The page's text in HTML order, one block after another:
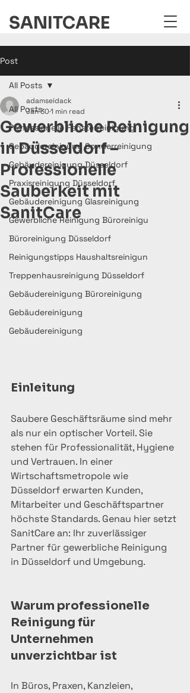
SANITCARE
Post
All Posts
Professionelle Fensterreinigung
Gebäudereinigung Sonderreinigung
Gebäudereinigung Düsseldorf
Praxisreinigung Düsseldorf
Gebäudereinigung Glasreinigung
Gewerbliche Reinigung Büroreinigu
Büroreinigung Düsseldorf
Reinigungstipps Haushaltsreinigun
Treppenhausreinigung Düsseldorf
Gebäudereinigung Büroreinigung
Gebäudereinigung
Gebäudereinigung
All Posts
Gewerbliche Reinigung
in Düsseldorf –
Professionelle
Sauberkeit mit
SanitCare
adamseidack
Jan 301 min read
Einleitung
Saubere Geschäftsräume sind mehr
als nur ein optischer Vorteil. Sie
stehen für Professionalität, Hygiene
und Vertrauen. In einer
Wirtschaftsmetropole wie
Düsseldorf erwarten Kunden,
Mitarbeiter und Geschäftspartner
höchste Standards. Genau hier setzt
SanitCare an: Ihr zuverlässiger
Partner für gewerbliche Reinigung
in Düsseldorf und Umgebung.
Warum professionelle
Reinigung für
Unternehmen
unverzichtbar ist
In Büros, Praxen, Kanzleien,